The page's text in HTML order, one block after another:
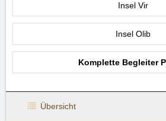
Insel Vir
Insel Olib
Komplette Begleiter
Übersicht